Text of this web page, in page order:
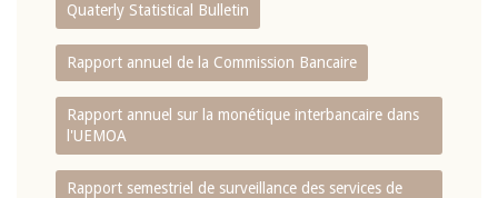
Quaterly Statistical Bulletin
Rapport annuel de la Commission Bancaire
Rapport annuel sur la monétique interbancaire dans
l'UEMOA
Rapport semestriel de surveillance des services de